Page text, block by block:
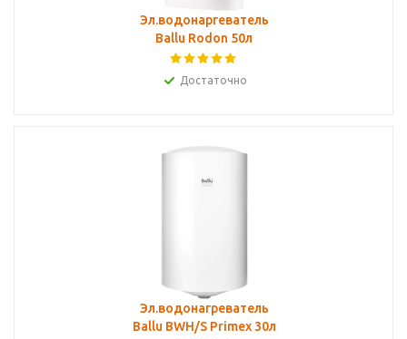
Эл.водонаргеватель
Ballu Rodon 50л
Достаточно
Эл.водонагреватель
Ballu BWH/S Primex 30л